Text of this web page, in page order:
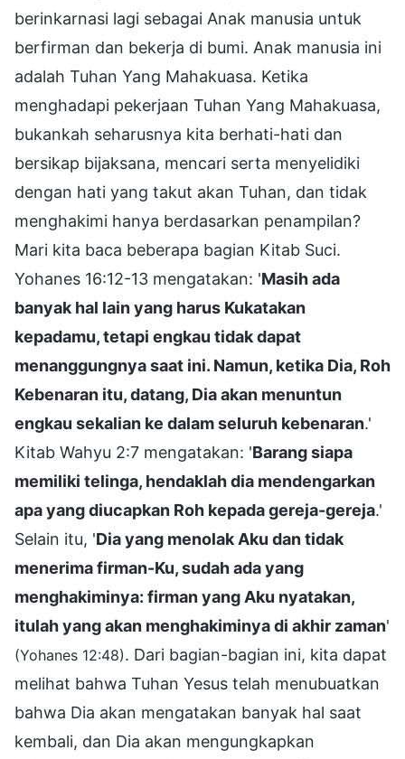
berinkarnasi lagi sebagai Anak manusia untuk
berfirman dan bekerja di bumi. Anak manusia ini
adalah Tuhan Yang Mahakuasa. Ketika
menghadapi pekerjaan Tuhan Yang Mahakuasa,
bukankah seharusnya kita berhati-hati dan
bersikap bijaksana, mencari serta menyelidiki
dengan hati yang takut akan Tuhan, dan tidak
menghakimi hanya berdasarkan penampilan?
Mari kita baca beberapa bagian Kitab Suci.
Yohanes 16:12-13 mengatakan: 'Masih ada
banyak hal lain yang harus Kukatakan
kepadamu, tetapi engkau tidak dapat
menanggungnya saat ini. Namun, ketika Dia, Roh
Kebenaran itu, datang, Dia akan menuntun
engkau sekalian ke dalam seluruh kebenaran.'
Kitab Wahyu 2:7 mengatakan: 'Barang siapa
memiliki telinga, hendaklah dia mendengarkan
apa yang diucapkan Roh kepada gereja-gereja.'
Selain itu, 'Dia yang menolak Aku dan tidak
menerima firman-Ku, sudah ada yang
menghakiminya: firman yang Aku nyatakan,
itulah yang akan menghakiminya di akhir zaman'
(Yohanes 12:48). Dari bagian-bagian ini, kita dapat
melihat bahwa Tuhan Yesus telah menubuatkan
bahwa Dia akan mengatakan banyak hal saat
kembali, dan Dia akan mengungkapkan